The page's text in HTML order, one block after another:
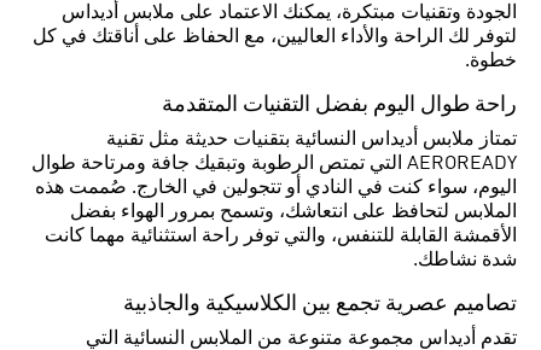
الجودة وتقنيات مبتكرة، يمكنك الاعتماد على ملابس أديداس
لتوفر لك الراحة والأداء العاليين، مع الحفاظ على أناقتك في كل
خطوة.
راحة طوال اليوم بفضل التقنيات المتقدمة
تمتاز ملابس أديداس النسائية بتقنيات حديثة مثل تقنية
AEROREADY التي تمتص الرطوبة وتبقيك جافة ومرتاحة طوال
اليوم، سواء كنت في النادي أو تتجولين في الخارج. صُممت هذه
الملابس لتحافظ على انتعاشك، وتسمح بمرور الهواء بفضل
الأقمشة القابلة للتنفس، والتي توفر راحة استثنائية مهما كانت
شدة نشاطك.
تصاميم عصرية تجمع بين الكلاسيكية والجاذبية
تقدم أديداس مجموعة متنوعة من الملابس النسائية التي